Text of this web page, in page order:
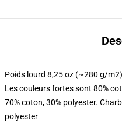
Poids lourd 8,25 oz (~280 g/
Les couleurs fortes sont 80%
70% coton, 30% polyester.
polyester